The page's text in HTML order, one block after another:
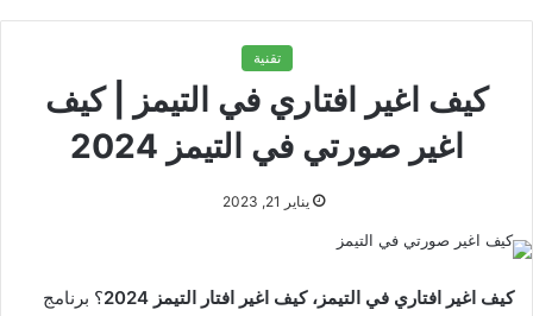
تقنية
كيف اغير افتاري في التيمز | كيف
اغير صورتي في التيمز 2024
يناير 21, 2023
كيف اغير افتاري في التيمز، كيف اغير افتار التيمز 2024
؟ برنامج